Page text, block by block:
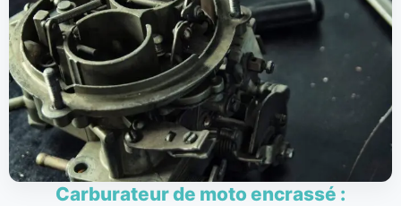
Carburateur de moto encrassé :